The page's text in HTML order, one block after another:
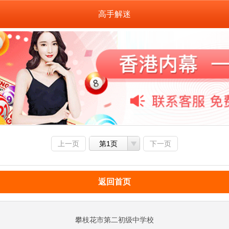
高手解迷
上一页 第1页 下一页
返回首页
攀枝花市第二初级中学校